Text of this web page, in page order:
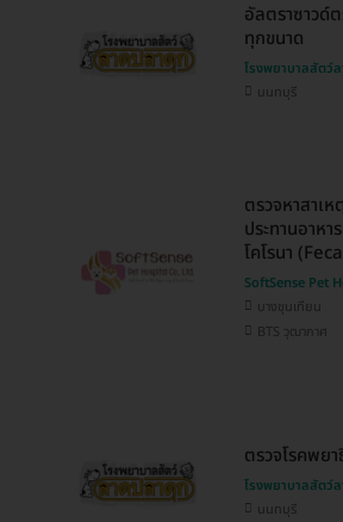
อัลตราซาวด์
ทุกขนาด
โรงพยาบาลสัตว์
นนทบุรี
ตรวจหาสาเ
ประทานอาห
โคโรนา
SoftSense Pet
บางขุนเทียน
BTS วุฒากาศ
ตรวจโรคพย
โรงพยาบาลสัตว์
นนทบุรี